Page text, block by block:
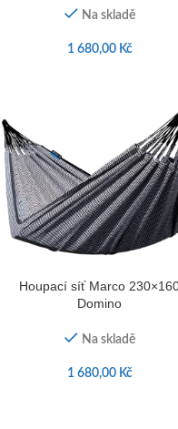
Na skladě
1 680,00 Kč
Houpací síť Marco
Domino
Na skladě
1 680,00 Kč